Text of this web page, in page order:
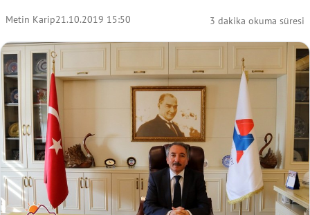
Metin Karip21.10.2019 15:50 3 dakika okuma süresi